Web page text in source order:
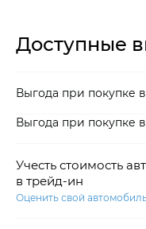
Доступные
Выгода при покупке
Выгода при покупке
Учесть стоимость
в трейд-ин
Оценить свой